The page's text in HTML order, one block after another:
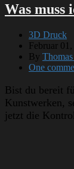
Was muss
3D Druck
Februar
By
One
Bist du bereit
Kunstwerken,
jetzt die